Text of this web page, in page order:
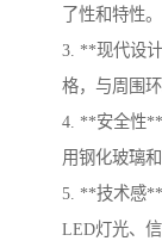
了性和特性。
3. **现代设
格，与周围
4. **安全性
用钢化玻璃
5. **技术感
LED灯光、